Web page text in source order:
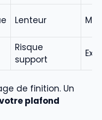
Lenteur
Risque
support
de finition. Un
plafond